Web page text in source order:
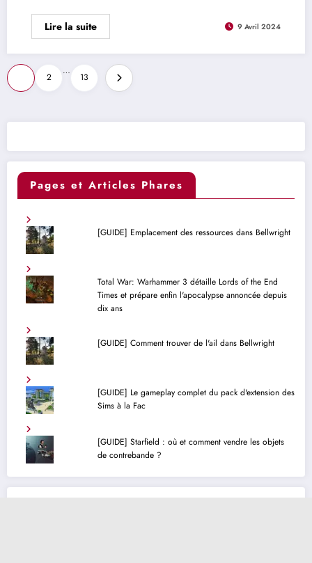
Lire la suite 9 Avril 2024
Pagination
des
publications
2
…
13
Pages et Articles Phares
[GUIDE] Emplacement des ressources dans Bellwright
Total War: Warhammer 3 détaille Lords of the End
Times et prépare enfin l'apocalypse annoncée depuis
dix ans
[GUIDE] Comment trouver de l'ail dans Bellwright
[GUIDE] Le gameplay complet du pack d'extension des
Sims à la Fac
[GUIDE] Starfield : où et comment vendre les objets
de contrebande ?